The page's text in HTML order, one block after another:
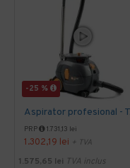
-25 %
PRP 1.731,13 lei
1.302,19 lei + TVA
1.575,65 lei TVA inclus